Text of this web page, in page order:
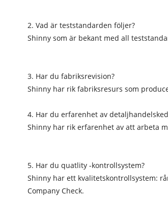
2. Vad är teststandarden följer?
Shinny som är bekant med all
3. Har du fabriksrevision?
Shinny har rik fabriksresurs som
4. Har du erfarenhet av
Shinny har rik erfarenhet av att arbeta
5. Har du quatlity -kontrollsystem?
Shinny har ett kvalitetskontrollsystem:
Company Check.